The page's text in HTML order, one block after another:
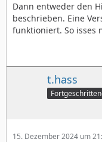
Dann entweder den
beschrieben. Eine
funktioniert. So isses
t.hass
15. Dezember 2024 um